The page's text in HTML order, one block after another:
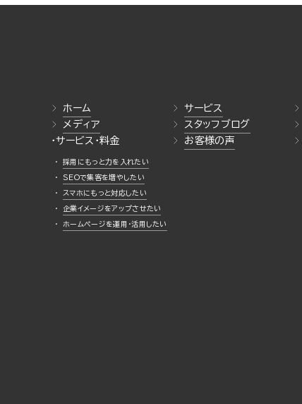
ホーム サービス
メディア
スタッフブログ
・サービス・料金
採用にもっと力を入れたい
SEOで集客を増やしたい
スマホにもっと対応したい
企業イメージをアップさせたい
ホームページを運用・活用したい
お客様の声